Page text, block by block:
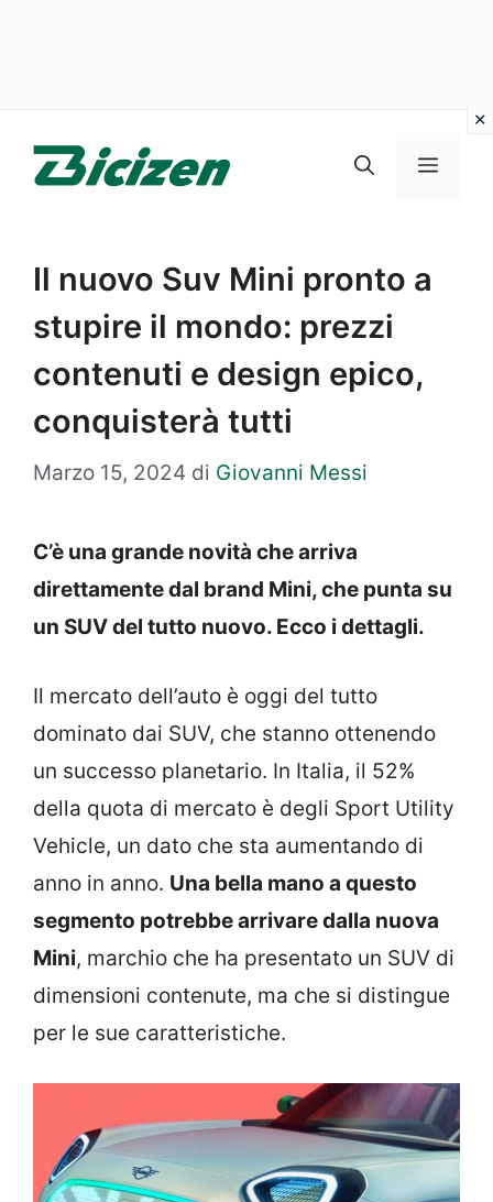
Menu
Il nuovo Suv Mini pronto a
stupire il mondo: prezzi
contenuti e design epico,
conquisterà tutti
Marzo 15, 2024 di Giovanni Messi
C’è una grande novità che arriva
direttamente dal brand Mini, che punta su
un SUV del tutto nuovo. Ecco i dettagli.
Il mercato dell’auto è oggi del tutto
dominato dai SUV, che stanno ottenendo
un successo planetario. In Italia, il 52%
della quota di mercato è degli Sport Utility
Vehicle, un dato che sta aumentando di
anno in anno. Una bella mano a questo
segmento potrebbe arrivare dalla nuova
Mini, marchio che ha presentato un SUV di
dimensioni contenute, ma che si distingue
per le sue caratteristiche.